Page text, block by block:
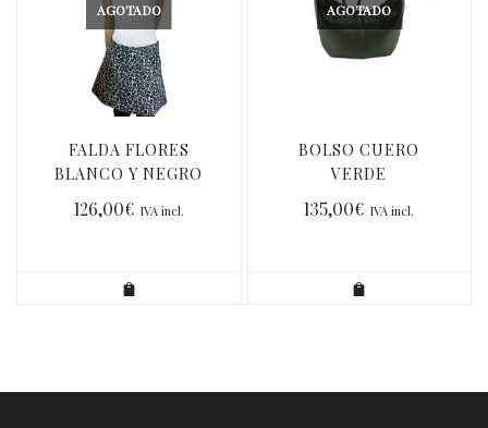
AGOTADO
FALDA FLORES
BLANCO Y NEGRO
126,00€ IVA incl.
AGOTADO
BOLSO CUERO
VERDE
135,00€ IVA incl.